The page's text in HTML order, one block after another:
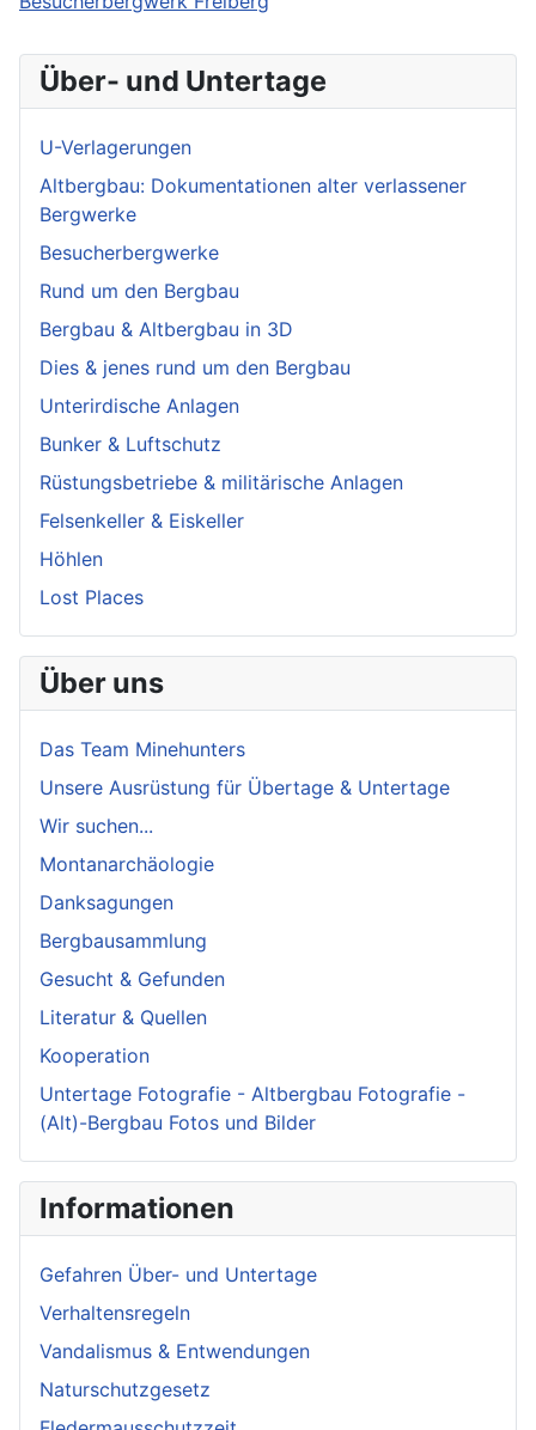
Über- und Untertage
U-Verlagerungen
Altbergbau: Dokumentationen alter verlassener
Bergwerke
Besucherbergwerke
Rund um den Bergbau
Bergbau & Altbergbau in 3D
Dies & jenes rund um den Bergbau
Unterirdische Anlagen
Bunker & Luftschutz
Rüstungsbetriebe & militärische Anlagen
Felsenkeller & Eiskeller
Höhlen
Lost Places
Über uns
Das Team Minehunters
Unsere Ausrüstung für Übertage & Untertage
Wir suchen...
Montanarchäologie
Danksagungen
Bergbausammlung
Gesucht & Gefunden
Literatur & Quellen
Kooperation
Untertage Fotografie - Altbergbau Fotografie -
(Alt)-Bergbau Fotos und Bilder
Informationen
Gefahren Über- und Untertage
Verhaltensregeln
Vandalismus & Entwendungen
Naturschutzgesetz